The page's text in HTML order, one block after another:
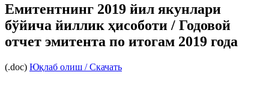
Емитентнинг 2019 йил якунлари
бўйича йиллик ҳисоботи / Годовой
отчет эмитента по итогам 2019 года
(.doc) Юқлаб олиш / Скачать